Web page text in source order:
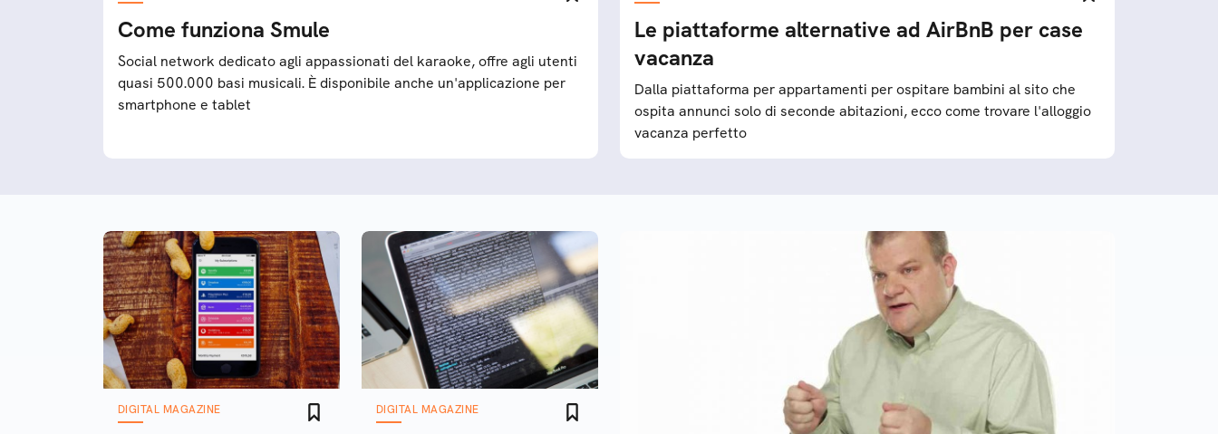
Come funziona Smule
Social network dedicato agli appassionati del karaoke, offre agli utenti
quasi 500.000 basi musicali. È disponibile anche un'applicazione per
smartphone e tablet
Le piattaforme alternative ad AirBnB per case
vacanza
Dalla piattaforma per appartamenti per ospitare bambini al sito che
ospita annunci solo di seconde abitazioni, ecco come trovare l'alloggio
vacanza perfetto
DIGITAL MAGAZINE DIGITAL MAGAZINE